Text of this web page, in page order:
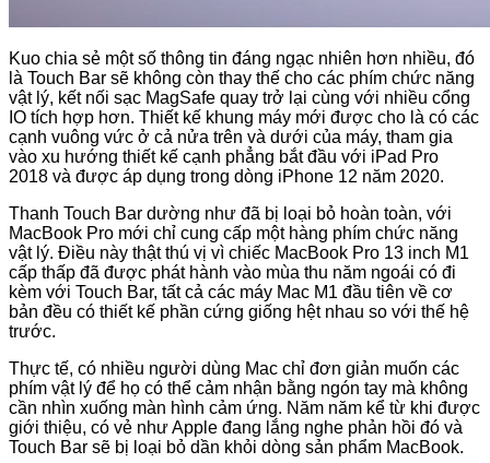
Kuo chia sẻ một số thông tin đáng ngạc nhiên hơn nhiều, đó
là Touch Bar sẽ không còn thay thế cho các phím chức năng
vật lý, kết nối sạc MagSafe quay trở lại cùng với nhiều cổng
IO tích hợp hơn. Thiết kế khung máy mới được cho là có các
cạnh vuông vức ở cả nửa trên và dưới của máy, tham gia
vào xu hướng thiết kế cạnh phẳng bắt đầu với iPad Pro
2018 và được áp dụng trong dòng iPhone 12 năm 2020.
Thanh Touch Bar dường như đã bị loại bỏ hoàn toàn, với
MacBook Pro mới chỉ cung cấp một hàng phím chức năng
vật lý. Điều này thật thú vị vì chiếc MacBook Pro 13 inch M1
cấp thấp đã được phát hành vào mùa thu năm ngoái có đi
kèm với Touch Bar, tất cả các máy Mac M1 đầu tiên về cơ
bản đều có thiết kế phần cứng giống hệt nhau so với thế hệ
trước.
Thực tế, có nhiều người dùng Mac chỉ đơn giản muốn các
phím vật lý để họ có thể cảm nhận bằng ngón tay mà không
cần nhìn xuống màn hình cảm ứng. Năm năm kể từ khi được
giới thiệu, có vẻ như Apple đang lắng nghe phản hồi đó và
Touch Bar sẽ bị loại bỏ dần khỏi dòng sản phẩm MacBook.